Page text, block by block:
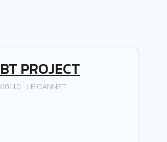
BT PROJECT
06110 - LE CANNET